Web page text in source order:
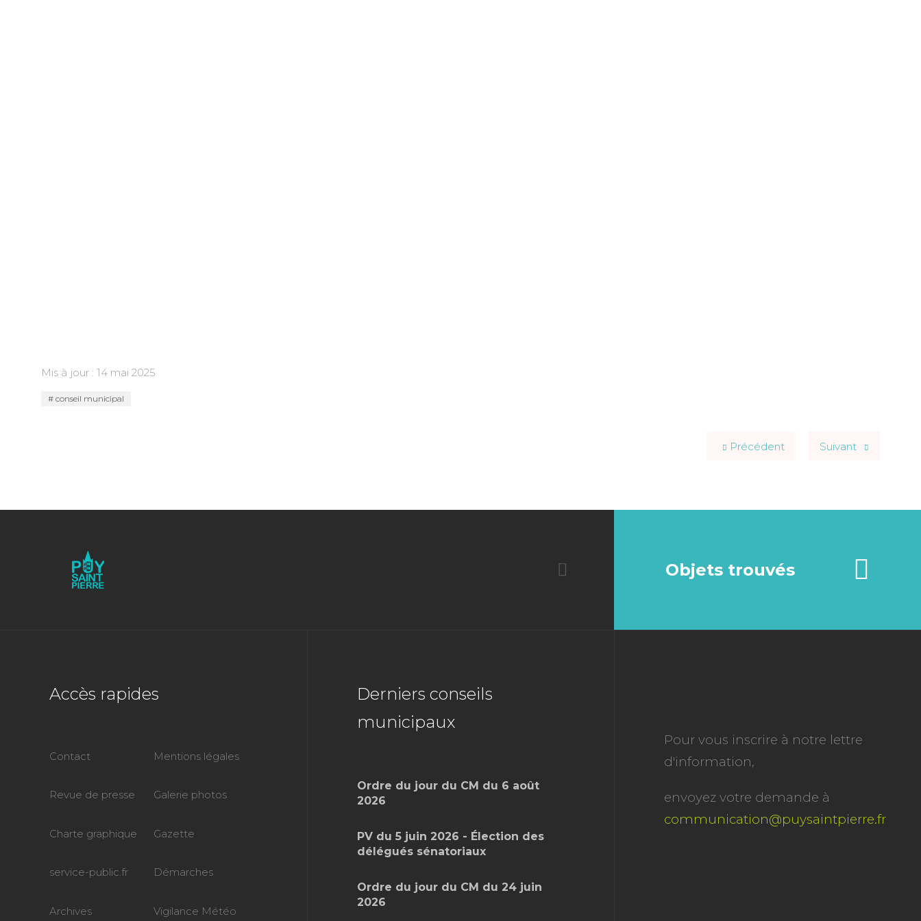
Mis à jour : 14 mai 2025
conseil municipal
Précédent Suivant
Objets trouvés
Accès rapides
Contact Mentions légales
Revue de presse Galerie photos
Charte graphique Gazette
service-public.fr Démarches
Archives Vigilance Météo
Derniers conseils
municipaux
Ordre du jour du CM du 6 août
2026
PV du 5 juin 2026 - Élection des
délégués sénatoriaux
Ordre du jour du CM du 24 juin
2026
Pour vous inscrire à notre lettre
d'information,
envoyez votre demande à
communication@puysaintpierre.fr